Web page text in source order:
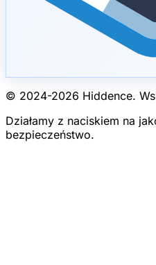
© 2024-2026 Hiddence.
Działamy z naciskiem na
bezpieczeństwo.